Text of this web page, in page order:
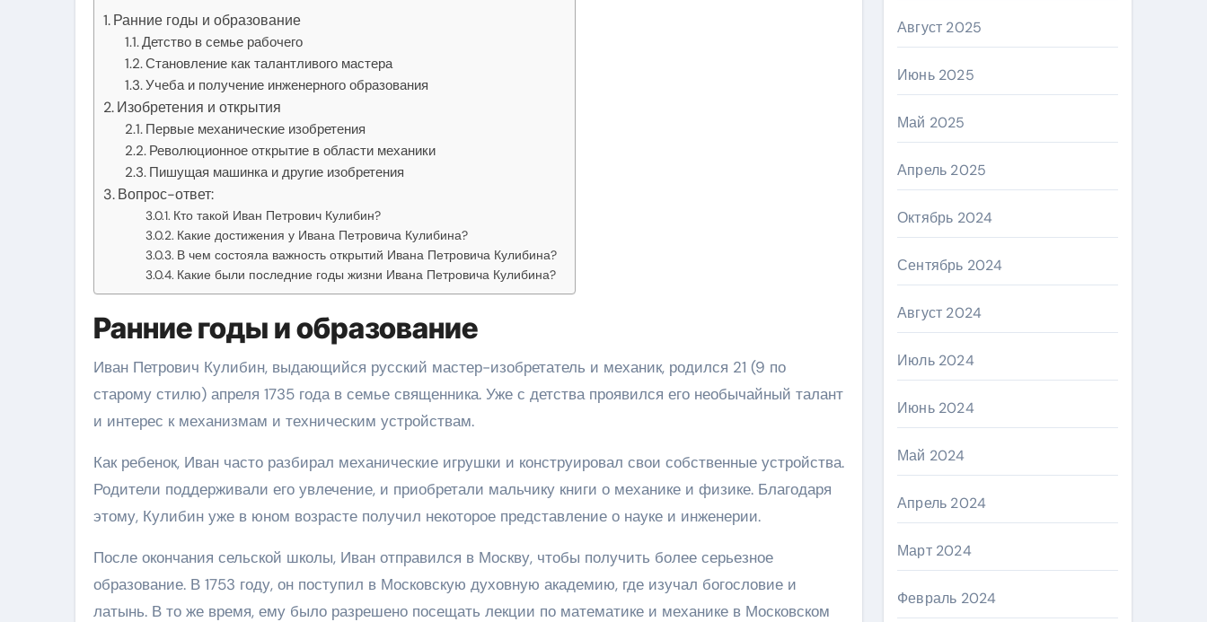
Ранние годы и образование
Детство в семье рабочего
Становление как талантливого мастера
Учеба и получение инженерного образования
Изобретения и открытия
Первые механические изобретения
Революционное открытие в области механики
Пишущая машинка и другие изобретения
Вопрос-ответ:
Кто такой Иван Петрович Кулибин?
Какие достижения у Ивана Петровича Кулибина?
В чем состояла важность открытий Ивана Петровича Кулибина?
Какие были последние годы жизни Ивана Петровича Кулибина?
Ранние годы и образование
Иван Петрович Кулибин, выдающийся русский мастер-изобретатель и механик, родился 21 (9 по
старому стилю) апреля 1735 года в семье священника. Уже с детства проявился его необычайный талант
и интерес к механизмам и техническим устройствам.
Как ребенок, Иван часто разбирал механические игрушки и конструировал свои собственные устройства.
Родители поддерживали его увлечение, и приобретали мальчику книги о механике и физике. Благодаря
этому, Кулибин уже в юном возрасте получил некоторое представление о науке и инженерии.
После окончания сельской школы, Иван отправился в Москву, чтобы получить более серьезное
образование. В 1753 году, он поступил в Московскую духовную академию, где изучал богословие и
латынь. В то же время, ему было разрешено посещать лекции по математике и механике в Московском
Август 2025
Июнь 2025
Май 2025
Апрель 2025
Октябрь 2024
Сентябрь 2024
Август 2024
Июль 2024
Июнь 2024
Май 2024
Апрель 2024
Март 2024
Февраль 2024